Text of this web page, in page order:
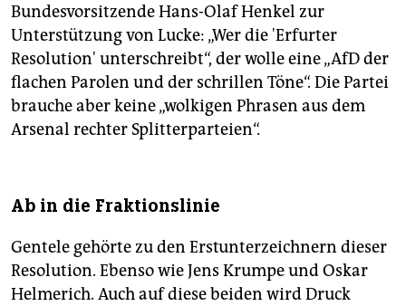
Bundesvorsitzende Hans-Olaf Henkel zur
Unterstützung von Lucke: „Wer die 'Erfurter
Resolution' unterschreibt“, der wolle eine „AfD der
flachen Parolen und der schrillen Töne“. Die Partei
brauche aber keine „wolkigen Phrasen aus dem
Arsenal rechter Splitterparteien“.
Ab in die Fraktionslinie
Gentele gehörte zu den Erstunterzeichnern dieser
Resolution. Ebenso wie Jens Krumpe und Oskar
Helmerich. Auch auf diese beiden wird Druck